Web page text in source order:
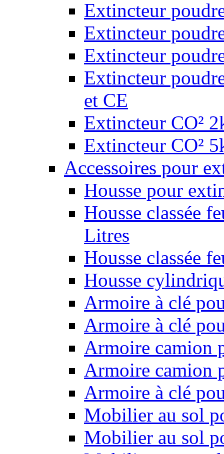
Extincteur
Extincteur
Extincteur
Extincteur
et CE
Extincteur CO²
Extincteur CO²
Accessoires pour
Housse pour
Housse classée
Litres
Housse classée
Housse
Armoire à clé
Armoire à clé
Armoire camion
Armoire camion
Armoire à clé
Mobilier au sol
Mobilier au sol